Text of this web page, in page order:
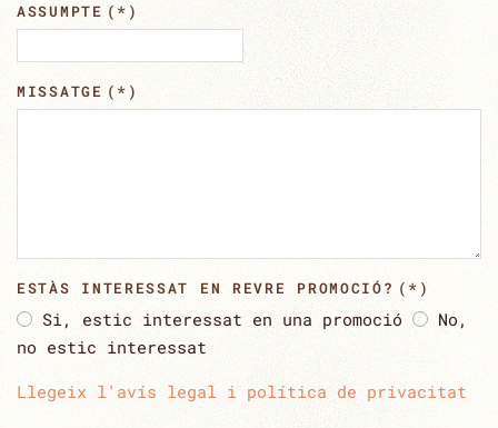
ASSUMPTE (*)
MISSATGE (*)
ESTÀS INTERESSAT EN REVRE PROMOCIÓ? (*)
Si, estic interessat en una promoció
No,
no estic interessat
Llegeix l'avís legal i política de privacitat